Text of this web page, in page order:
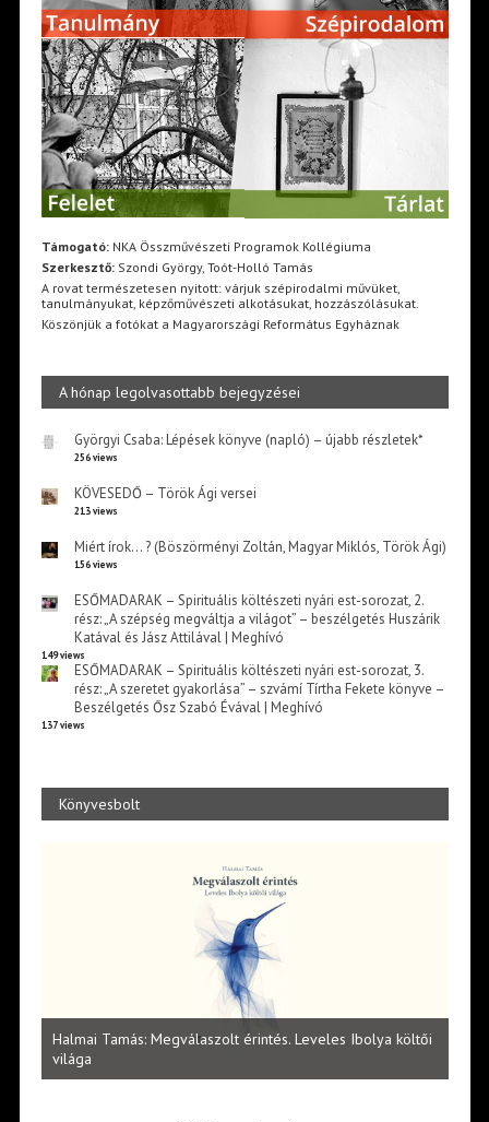
Támogató:NKA Összművészeti Programok Kollégiuma
Szerkesztő:Szondi György, Toót-Holló Tamás
A rovat természetesen nyitott: várjuk szépirodalmi művüket,
tanulmányukat, képzőművészeti alkotásukat, hozzászólásukat.
Köszönjük a fotókat a Magyarországi Református Egyháznak
A hónap legolvasottabb bejegyzései
Györgyi Csaba: Lépések könyve (napló) – újabb részletek*
256 views
KÖVESEDŐ – Török Ági versei
213 views
Miért írok… ? (Böszörményi Zoltán, Magyar Miklós, Török Ági)
156 views
ESŐMADARAK – Spirituális költészeti nyári est-sorozat, 2.
rész: „A szépség megváltja a világot” – beszélgetés Huszárik
Katával és Jász Attilával | Meghívó
149 views
ESŐMADARAK – Spirituális költészeti nyári est-sorozat, 3.
rész: „A szeretet gyakorlása” – szvámí Tírtha Fekete könyve –
Beszélgetés Ősz Szabó Évával | Meghívó
137 views
Könyvesbolt
Halmai Tamás: Megválaszolt érintés. Leveles Ibolya költői
világa